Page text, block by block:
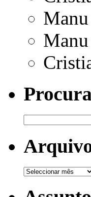
Manu
Manu
por:
Arquivo